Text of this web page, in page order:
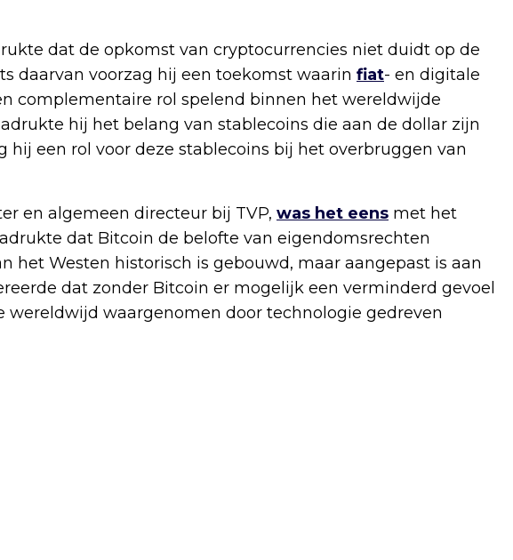
dat de opkomst van cryptocurrencies niet duidt op de
daarvan voorzag hij een toekomst waarin fiat- en digitale
complementaire rol spelend binnen het wereldwijde
hij het belang van stablecoins die aan de dollar zijn
hij een rol voor deze stablecoins bij het overbruggen van
en algemeen directeur bij TVP, was het eens met het
dat Bitcoin de belofte van eigendomsrechten
het Westen historisch is gebouwd, maar aangepast is aan
dat zonder Bitcoin er mogelijk een verminderd gevoel
wereldwijd waargenomen door technologie gedreven